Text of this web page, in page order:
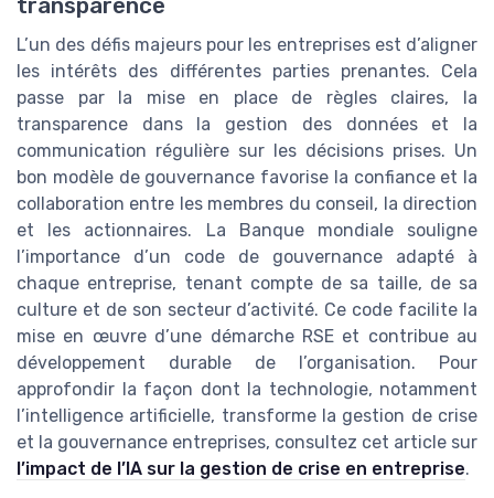
transparence
L’un des défis majeurs pour les entreprises est d’aligner
les intérêts des différentes parties prenantes. Cela
passe par la mise en place de règles claires, la
transparence dans la gestion des données et la
communication régulière sur les décisions prises. Un
bon modèle de gouvernance favorise la confiance et la
collaboration entre les membres du conseil, la direction
et les actionnaires. La Banque mondiale souligne
l’importance d’un code de gouvernance adapté à
chaque entreprise, tenant compte de sa taille, de sa
culture et de son secteur d’activité. Ce code facilite la
mise en œuvre d’une démarche RSE et contribue au
développement durable de l’organisation. Pour
approfondir la façon dont la technologie, notamment
l’intelligence artificielle, transforme la gestion de crise
et la gouvernance entreprises, consultez cet article sur
l’impact de l’IA sur la gestion de crise en entreprise.